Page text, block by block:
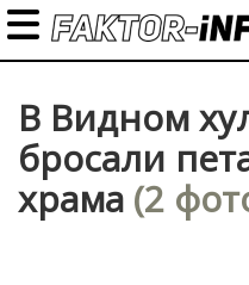
В Видном
бросали
храма (2